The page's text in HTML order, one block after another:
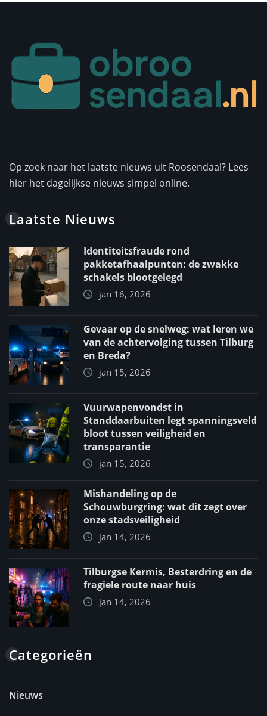
Op zoek naar het laatste nieuws uit Roosendaal? Lees
hier het dagelijkse nieuws simpel online.
Laatste Nieuws
Identiteitsfraude rond
pakketafhaalpunten: de zwakke
schakels blootgelegd
jan 16, 2026
Gevaar op de snelweg: wat leren we
van de achtervolging tussen Tilburg
en Breda?
jan 15, 2026
Vuurwapenvondst in
Standdaarbuiten legt spanningsveld
bloot tussen veiligheid en
transparantie
jan 15, 2026
Mishandeling op de
Schouwburgring: wat dit zegt over
onze stadsveiligheid
jan 14, 2026
Tilburgse Kermis, Besterdring en de
fragiele route naar huis
jan 14, 2026
Categorieën
Nieuws